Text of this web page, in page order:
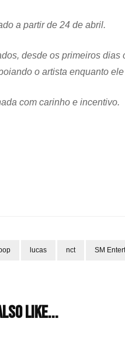
a partir de 24 de abril.
desde os primeiros dias
o artista enquanto
com carinho e incentivo.
lucas nct SM
like...